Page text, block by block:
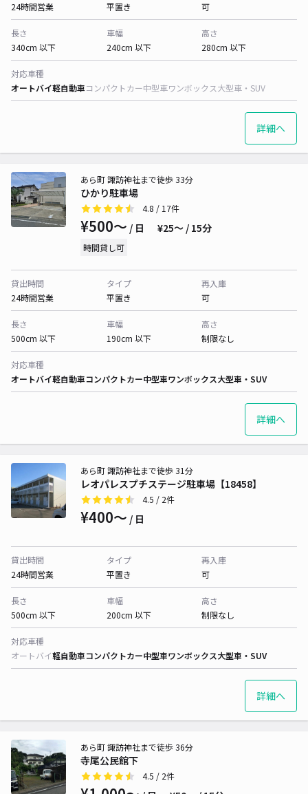
24時間営業
平置き
可
長さ
340cm 以下
車幅
240cm 以下
高さ
280cm 以下
対応車種
オートバイ軽自動車コンパクトカー中型車ワンボックス大型車・SUV
詳細へ
ひかり駐車場
あら町 諏訪神社まで徒歩 33分
4.8 / 17件
¥500〜 / 日 ¥25〜 / 15分
時間貸し可
貸出時間
24時間営業
タイプ
平置き
再入庫
可
長さ
500cm 以下
車幅
190cm 以下
高さ
制限なし
対応車種
オートバイ軽自動車コンパクトカー中型車ワンボックス大型車・SUV
詳細へ
レオパレスプチステージ駐車場【18458】
あら町 諏訪神社まで徒歩 31分
4.5 / 2件
¥400〜 / 日
貸出時間
24時間営業
タイプ
平置き
再入庫
可
長さ
500cm 以下
車幅
200cm 以下
高さ
制限なし
対応車種
オートバイ軽自動車コンパクトカー中型車ワンボックス大型車・SUV
詳細へ
寺尾公民館下
あら町 諏訪神社まで徒歩 36分
4.5 / 2件